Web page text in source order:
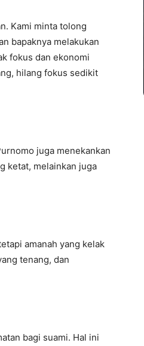
Kami minta tolong
bapaknya melakukan
fokus dan ekonomi
hilang fokus sedikit
juga menekankan
ketat, melainkan juga
amanah yang kelak
tenang, dan
bagi suami. Hal ini